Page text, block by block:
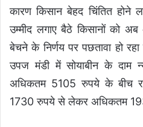
कारण किसान बेहद चिंतित
उम्मीद लगाए बैठे किसानों को
बेचने के निर्णय पर पछतावा हो
उपज मंडी में सोयाबीन के
अधिकतम 5105 रुपये के बीच
1730 रुपये से लेकर अधिकतम